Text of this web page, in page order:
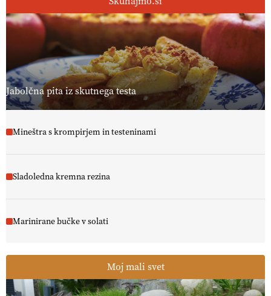
Jabolčna pita iz skutnega testa
Mineštra s krompirjem in testeninami
Sladoledna kremna rezina
Marinirane bučke v solati
Moj mali svet